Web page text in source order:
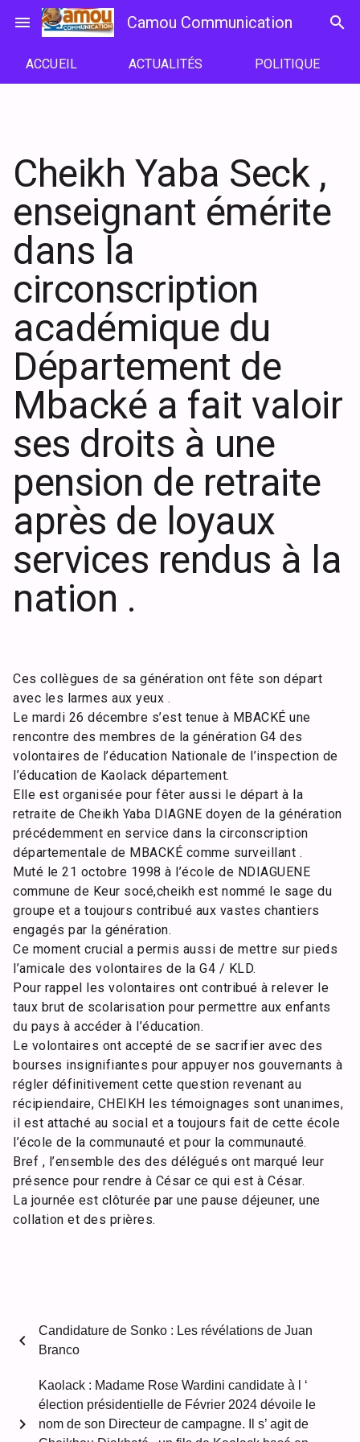
menu Camou Communication search
ACCUEIL ACTUALITÉS POLITIQUE
Cheikh Yaba Seck ,
enseignant émérite
dans la
circonscription
académique du
Département de
Mbacké a fait valoir
ses droits à une
pension de retraite
après de loyaux
services rendus à la
nation .
Ces collègues de sa génération ont fête son départ
avec les larmes aux yeux .
Le mardi 26 décembre s’est tenue à MBACKÉ une
rencontre des membres de la génération G4 des
volontaires de l’éducation Nationale de l’inspection de
l’éducation de Kaolack département.
Elle est organisée pour fêter aussi le départ à la
retraite de Cheikh Yaba DIAGNE doyen de la génération
précédemment en service dans la circonscription
départementale de MBACKÉ comme surveillant .
Muté le 21 octobre 1998 à l’école de NDIAGUENE
commune de Keur socé,cheikh est nommé le sage du
groupe et a toujours contribué aux vastes chantiers
engagés par la génération.
Ce moment crucial a permis aussi de mettre sur pieds
l’amicale des volontaires de la G4 / KLD.
Pour rappel les volontaires ont contribué à relever le
taux brut de scolarisation pour permettre aux enfants
du pays à accéder à l’éducation.
Le volontaires ont accepté de se sacrifier avec des
bourses insignifiantes pour appuyer nos gouvernants à
régler définitivement cette question revenant au
récipiendaire, CHEIKH les témoignages sont unanimes,
il est attaché au social et a toujours fait de cette école
l’école de la communauté et pour la communauté.
Bref , l’ensemble des des délégués ont marqué leur
présence pour rendre à César ce qui est à César.
La journée est clôturée par une pause déjeuner, une
collation et des prières.
chevron_left
Candidature de Sonko : Les révélations de Juan
Branco
Kaolack : Madame Rose Wardini candidate à l ‘
élection présidentielle de Février 2024 dévoile le
nom de son Directeur de campagne. Il s’ agit de
chevron_right